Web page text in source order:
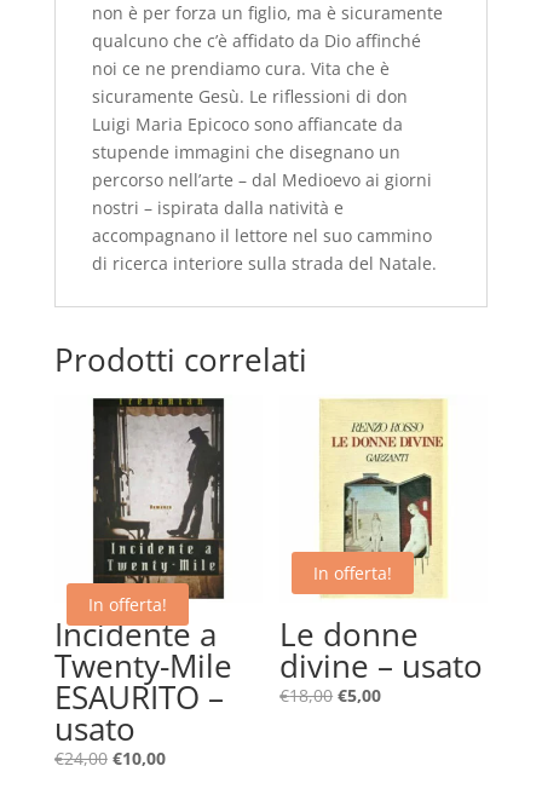
non è per forza un figlio, ma è sicuramente
qualcuno che c’è affidato da Dio affinché
noi ce ne prendiamo cura. Vita che è
sicuramente Gesù. Le riflessioni di don
Luigi Maria Epicoco sono affiancate da
stupende immagini che disegnano un
percorso nell’arte – dal Medioevo ai giorni
nostri – ispirata dalla natività e
accompagnano il lettore nel suo cammino
di ricerca interiore sulla strada del Natale.
Prodotti correlati
In offerta!
Incidente a
Twenty-Mile
ESAURITO –
usato
€24,00 Il
€10,00Il
In offerta!
Le donne
divine – usato
€18,00 Il
€5,00Il